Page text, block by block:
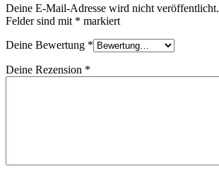
Deine E-Mail-Adresse wird nicht veröffentlicht.
Felder sind mit * markiert
Deine Bewertung *
Deine Rezension *